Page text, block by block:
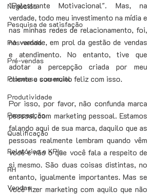
Negócios
Pesquisa de satisfação
Pós-venda
Pré-vendas
Processo comercial
Produtividade
Prospecção
Qualificação
Relatórios e KPIs
RH
Vendas
"Palestrante Motivacional". Mas, na
verdade, todo meu investimento na mídia e
nas minhas redes de relacionamento, foi,
na verdade, em prol da gestão de vendas
e atendimento. No entanto, tive que
adotar a percepção criada por meu
cliente e sou muito feliz com isso.
Por isso, por favor, não confunda marca
pessoal com marketing pessoal. Estamos
falando aqui de sua marca, daquilo que as
pessoas realmente lembram quando vêm
você e não o que você fala a respeito de
si mesmo. São duas coisas distintas, no
entanto, igualmente importantes. Mas se
você fizer marketing com aquilo que não